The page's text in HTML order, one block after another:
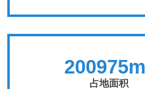
200975m
占地面积